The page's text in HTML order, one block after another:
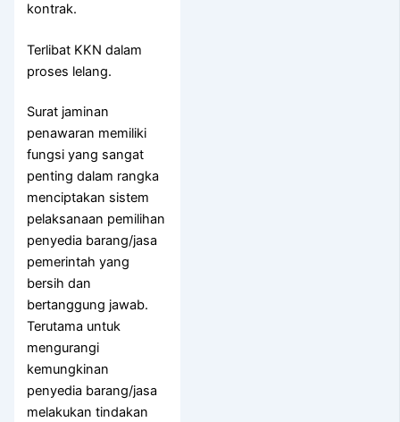
kontrak.
Terlibat KKN dalam
proses lelang.
Surat jaminan
penawaran memiliki
fungsi yang sangat
penting dalam rangka
menciptakan sistem
pelaksanaan pemilihan
penyedia barang/jasa
pemerintah yang
bersih dan
bertanggung jawab.
Terutama untuk
mengurangi
kemungkinan
penyedia barang/jasa
melakukan tindakan